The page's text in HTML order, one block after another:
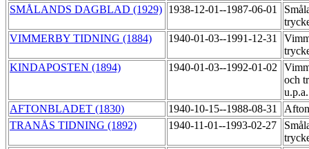
SMÅLANDS DAGBLAD (1929) 1938-12-01--1987-06-01
VIMMERBY TIDNING (1884)
1940-01-03--1991-12-31
KINDAPOSTEN (1894)
1940-01-03--1992-01-02
och
AFTONBLADET (1830)
1940-10-15--1988-08-31
TRANÅS TIDNING (1892)
1940-11-01--1993-02-27